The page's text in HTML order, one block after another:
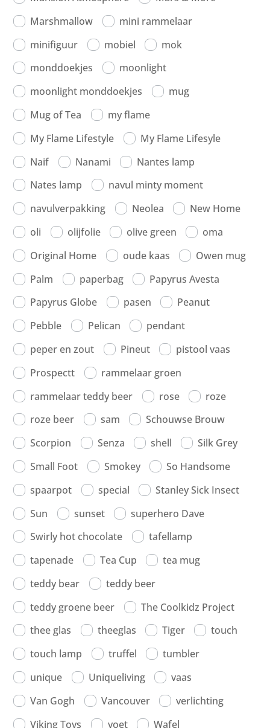
Marshmallow
mini rammelaar
minifiguur
mobiel
mok
monddoekjes
moonlight
moonlight monddoekjes
mug
Mug of Tea
my flame
My Flame Lifestyle
My Flame Lifesyle
Naif
Nanami
Nantes lamp
Nates lamp
navul minty moment
navulverpakking
Neolea
New Home
oli
olijfolie olive green
oma
Original Home
oude kaas
Owen mug
Palm
paperbag
Papyrus Avesta
Papyrus Globe
pasen
Peanut
Pebble
Pelican
pendant
peper en zout
Pineut
pistool vaas
Prospectt
rammelaar groen
rammelaar teddy beer
rose
roze
roze beer
sam
Schouwse Brouw
Scorpion
Senza shell
Silk Grey
Small Foot
Smokey
So Handsome
spaarpot
special
Stanley Sick Insect
Sun
sunset
superhero Dave
Swirly hot chocolate
tafellamp
tapenade
Tea Cup
tea mug
teddy bear
teddy beer
teddy groene beer
The Coolkidz Project
thee glas
theeglas Tiger
touch
touch lamp
truffel
tumbler
unique
Uniqueliving
vaas
Van Gogh
Vancouver
verlichting
Viking Toys
voet
Wafel